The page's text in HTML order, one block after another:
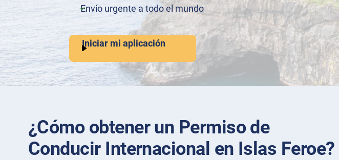
Envío urgente a todo el mundo
Iniciar mi aplicación
¿Cómo obtener un Permiso de
Conducir Internacional en Islas Feroe?